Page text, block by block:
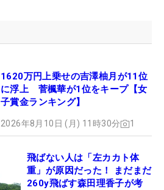
1620万円上乗せの吉澤柚月が11位
に浮上 菅楓華が1位をキープ【女
子賞金ランキング】
2026年8月10日 (月) 11時30分 1
飛ばない人は「左カカト体
重」が原因だった！ まだまだ
260y飛ばす森田理香子が考